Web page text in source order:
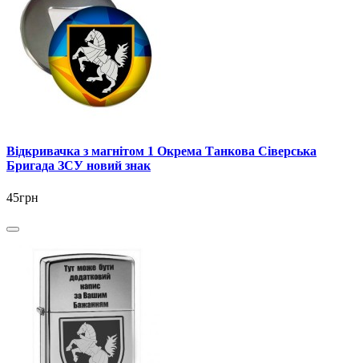
Відкривачка з магнітом 1 Окрема Танкова Сіверська
Бригада ЗСУ новий знак
45грн